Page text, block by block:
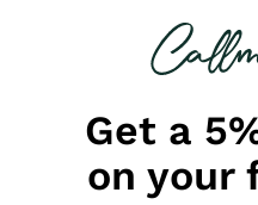
looking for
Get a
on your